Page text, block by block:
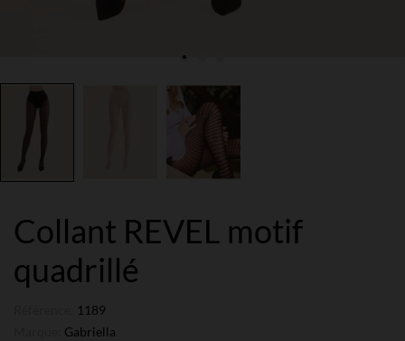
Collant REVEL motif
quadrillé
1189
Gabriella